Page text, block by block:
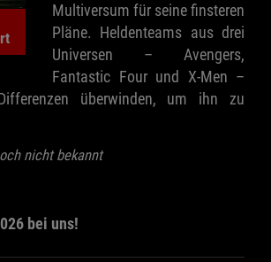
Multiversum für seine finsteren
Pläne. Heldenteams aus drei
Universen – Avengers,
Fantastic Four und X-Men –
überwinden, um ihn zu
nicht bekannt
bei uns!